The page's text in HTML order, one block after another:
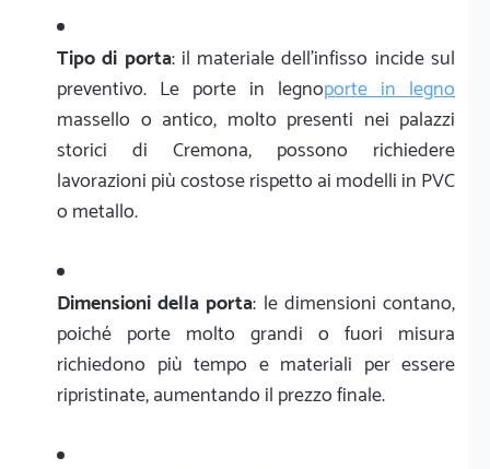
Tipo di porta: il materiale dell'infisso incide sul
preventivo. Le porte in legnoporte in legno
massello o antico, molto presenti nei palazzi
storici di Cremona, possono richiedere
lavorazioni più costose rispetto ai modelli in PVC
o metallo.
Dimensioni della porta: le dimensioni contano,
poiché porte molto grandi o fuori misura
richiedono più tempo e materiali per essere
ripristinate, aumentando il prezzo finale.